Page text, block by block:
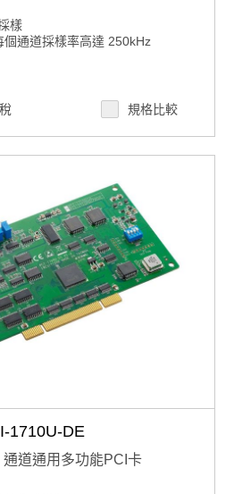
樣
個通道採樣率高達 250kHz
器
或 5V PCI 總線信號）
規格比較
1710U-DE
道通用多功能PCI卡